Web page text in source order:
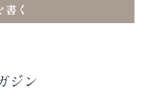
く
ジン